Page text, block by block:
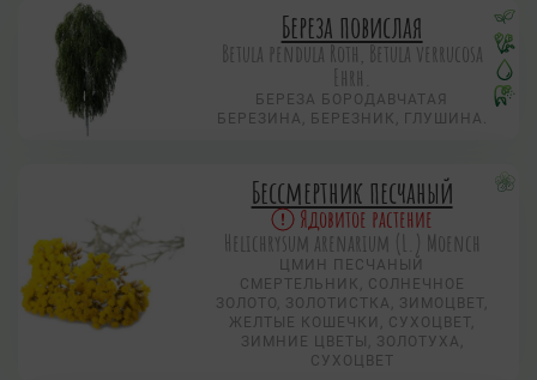
Береза повислая
Betula pendula Roth, Betula verrucosa
Ehrh.
БЕРЕЗА БОРОДАВЧАТАЯ
БЕРЕЗИНА, БЕРЕЗНИК, ГЛУШИНА.
Бессмертник песчаный
Ядовитое растение
Helichrysum arenarium (L.) Moench
ЦМИН ПЕСЧАНЫЙ
СМЕРТЕЛЬНИК, СОЛНЕЧНОЕ
ЗОЛОТО, ЗОЛОТИСТКА, ЗИМОЦВЕТ,
ЖЕЛТЫЕ КОШЕЧКИ, СУХОЦВЕТ,
ЗИМНИЕ ЦВЕТЫ, ЗОЛОТУХА,
СУХОЦВЕТ